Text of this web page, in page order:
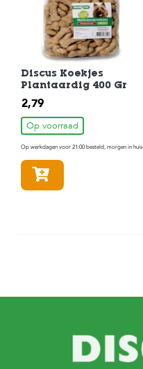
Discus Koekjes
Plantaardig 400 Gr
2,79
Op voorraad
Op werkdagen voor 21:00 besteld, morgen in huis